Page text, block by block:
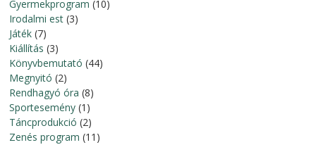
Gyermekprogram (10)
Irodalmi est (3)
Játék (7)
Kiállítás (3)
Könyvbemutató (44)
Megnyitó (2)
Rendhagyó óra (8)
Sportesemény (1)
Táncprodukció (2)
Zenés program (11)